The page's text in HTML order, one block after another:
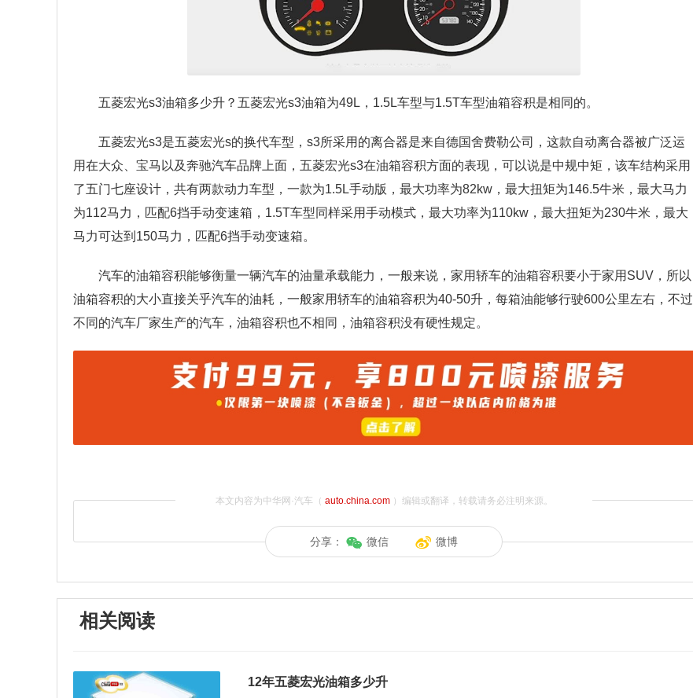
五菱宏光s3油箱多少升？ 五菱宏光s3油箱为49L，1.5L车型与1.5T车型油箱容积是相同的。
五菱宏光s3是五菱宏光s的换代车型，s3所采用的离合器是来自德国舍费勒公司，这款自动离合器被广泛运
用在大众、宝马以及奔驰汽车品牌上面，五菱宏光s3在油箱容积方面的表现，可以说是中规中矩，该车结构采用
了五门七座设计，共有两款动力车型，一款为1.5L手动版，最大功率为82kw，最大扭矩为146.5牛米，最大马力
为112马力，匹配6挡手动变速箱，1.5T车型同样采用手动模式，最大功率为110kw，最大扭矩为230牛米，最大
马力可达到150马力，匹配6挡手动变速箱。
汽车的油箱容积能够衡量一辆汽车的油量承载能力，一般来说，家用轿车的油箱容积要小于家用SUV，所以
油箱容积的大小直接关乎汽车的油耗，一般家用轿车的油箱容积为40-50升，每箱油能够行驶600公里左右，不过
不同的汽车厂家生产的汽车，油箱容积也不相同，油箱容积没有硬性规定。
本文内容为中华网·汽车（ auto.china.com）编辑或翻译，转载请务必注明来源。
分享： 微信 微博
相关阅读
12年五菱宏光油箱多少升